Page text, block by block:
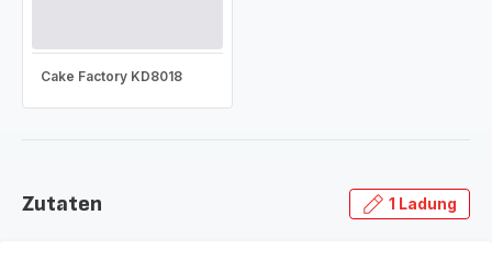
Cake Factory KD8018
Zutaten 1 Ladung